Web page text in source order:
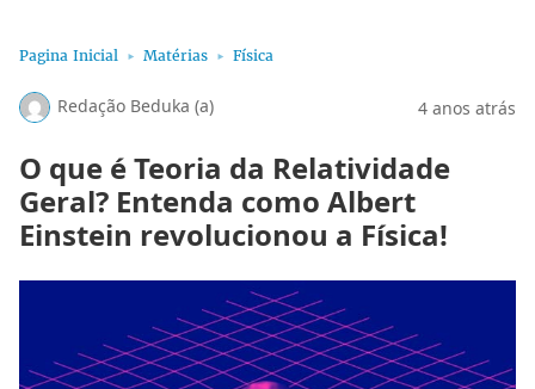
Pagina Inicial Matérias Física
Redação Beduka (a) 4 anos atrás
O que é Teoria da Relatividade
Geral? Entenda como Albert
Einstein revolucionou a Física!